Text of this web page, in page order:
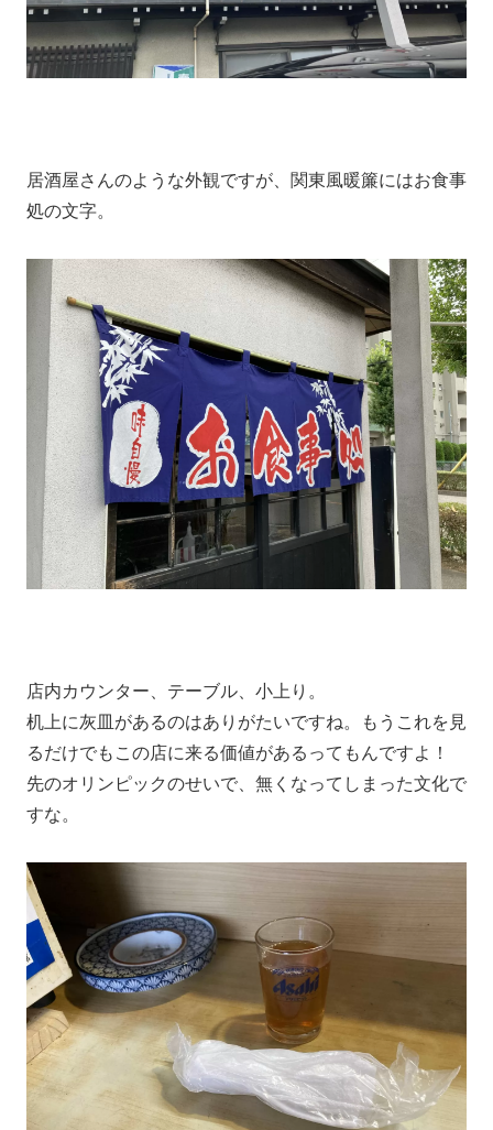
居酒屋さんのような外観ですが、関東風暖簾にはお食事
処の文字。
店内カウンター、テーブル、小上り。
机上に灰皿があるのはありがたいですね。もうこれを見
るだけでもこの店に来る価値があるってもんですよ！
先のオリンピックのせいで、無くなってしまった文化で
すな。